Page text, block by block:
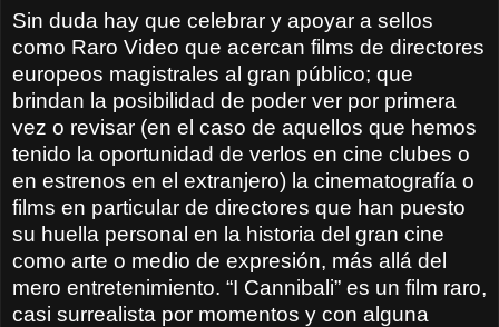
Sin duda hay que celebrar y apoyar a sellos
como Raro Video que acercan films de directores
europeos magistrales al gran público; que
brindan la posibilidad de poder ver por primera
vez o revisar (en el caso de aquellos que hemos
tenido la oportunidad de verlos en cine clubes o
en estrenos en el extranjero) la cinematografía o
films en particular de directores que han puesto
su huella personal en la historia del gran cine
como arte o medio de expresión, más allá del
mero entretenimiento. “I Cannibali” es un film raro,
casi surrealista por momentos y con alguna